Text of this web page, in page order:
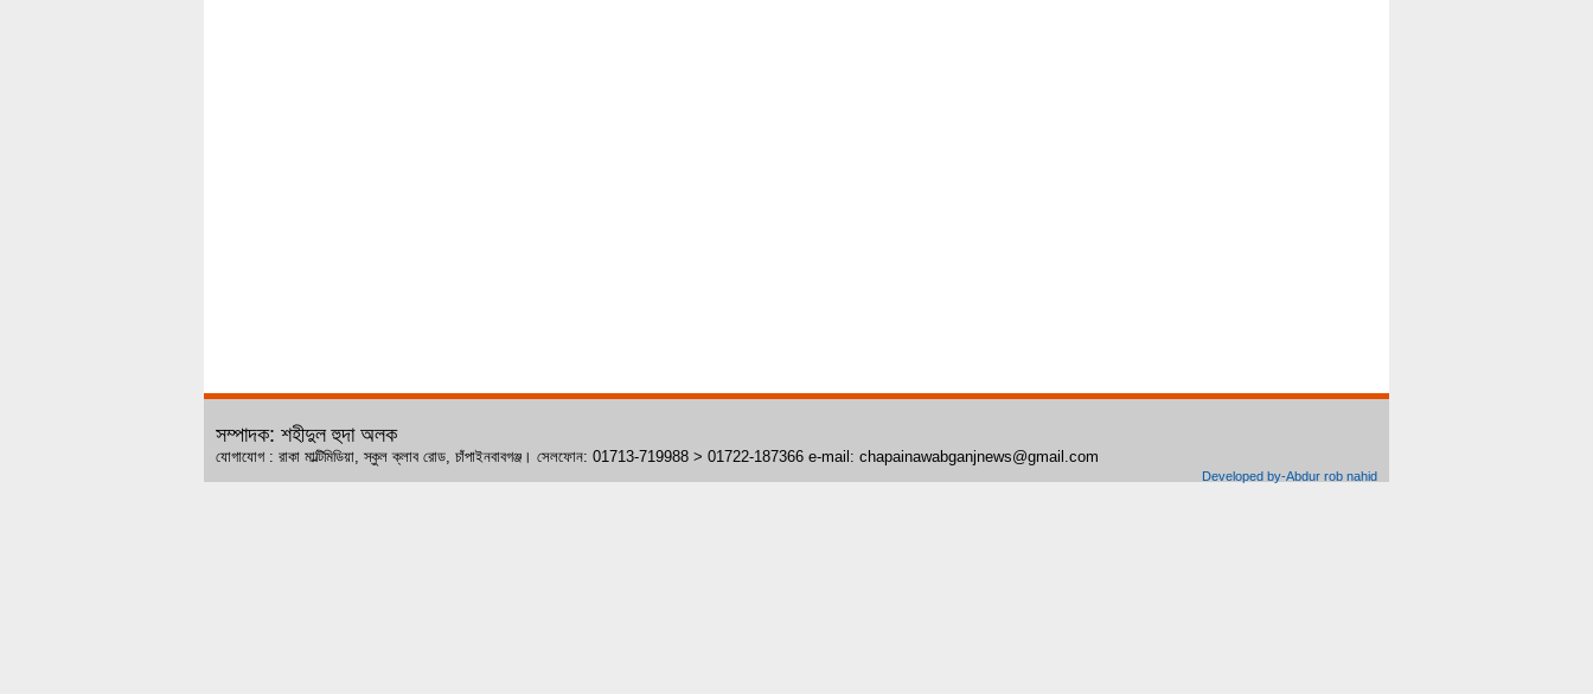
সম্পাদক: শহীদুল হুদা অলক
যোগাযোগ : রাকা মাল্টিমিডিয়া, স্কুল ক্লাব রোড, চাঁপাইনবাবগঞ্জ। সেলফোন: 01713-719988 > 01722-187366 e-mail: chapainawabganjnews@gmail.com
Developed by-Abdur rob nahid